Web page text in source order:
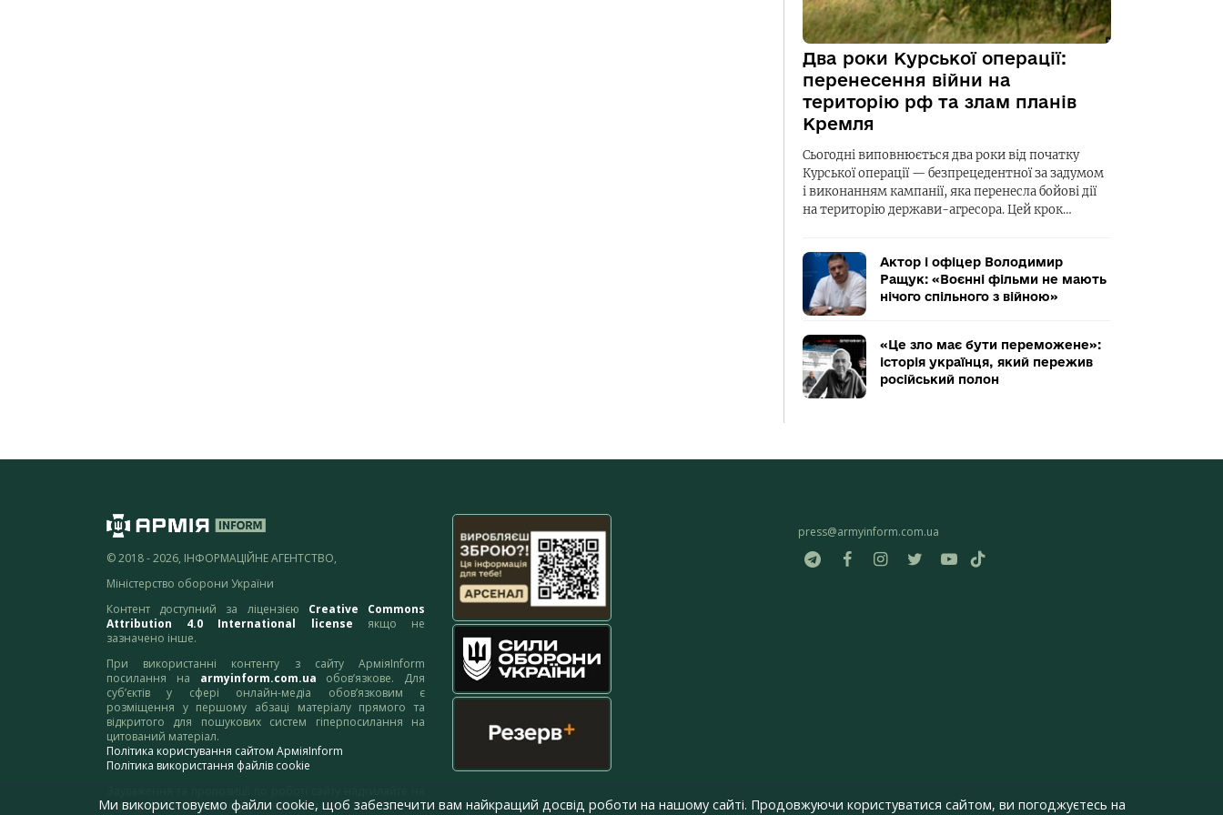
Два роки Курської операції:
перенесення війни на
територію рф та злам планів
Кремля
Сьогодні виповнюється два роки від початку
Курської операції — безпрецедентної за задумом
і виконанням кампанії, яка перенесла бойові дії
на територію держави-агресора. Цей крок…
Актор і офіцер Володимир
Ращук: «Воєнні фільми не мають
нічого спільного з війною»
«Це зло має бути переможене»:
історія українця, який пережив
російський полон
© 2018 - 2026, ІНФОРМАЦІЙНЕ АГЕНТСТВО,
Міністерство оборони України
Контент доступний за ліцензією Creative Commons
Attribution 4.0 International license якщо не
зазначено інше.
При використанні контенту з сайту АрміяInform
посилання на armyinform.com.ua обов’язкове. Для
суб’єктів у сфері онлайн-медіа обов’язковим є
розміщення у першому абзаці матеріалу прямого та
відкритого для пошукових систем гіперпосилання на
цитований матеріал.
Політика користування сайтом АрміяInform
Політика використання файлів cookie
адресу:webmaster@armyinform.com.ua
press@armyinform.com.ua
Ми використовуємо файли cookie, щоб забезпечити вам найкращий досвід роботи на нашому сайті. Продовжуючи користуватися сайтом, ви погоджуєтесь на